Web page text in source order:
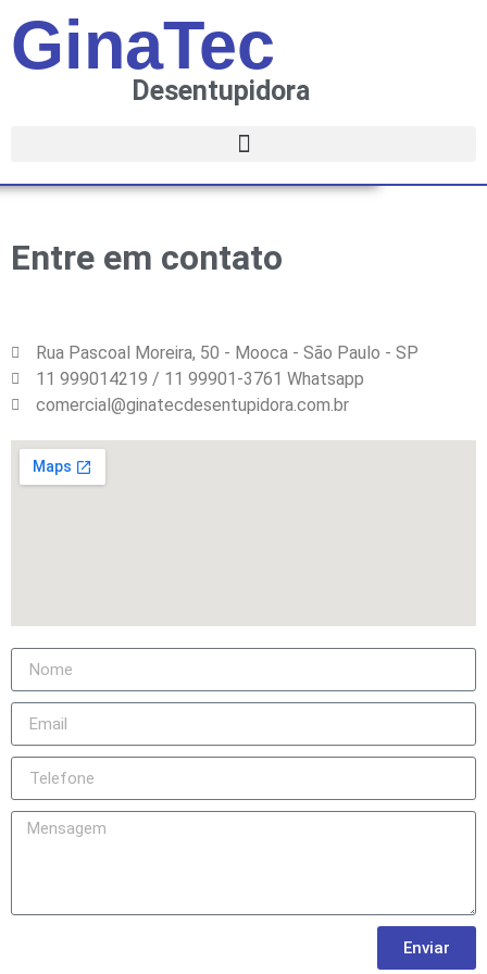
GinaTec
Desentupidora
Entre em contato
Rua Pascoal Moreira, 50 - Mooca - São Paulo - SP
11 999014219 / 11 99901-3761 Whatsapp
comercial@ginatecdesentupidora.com.br
Enviar